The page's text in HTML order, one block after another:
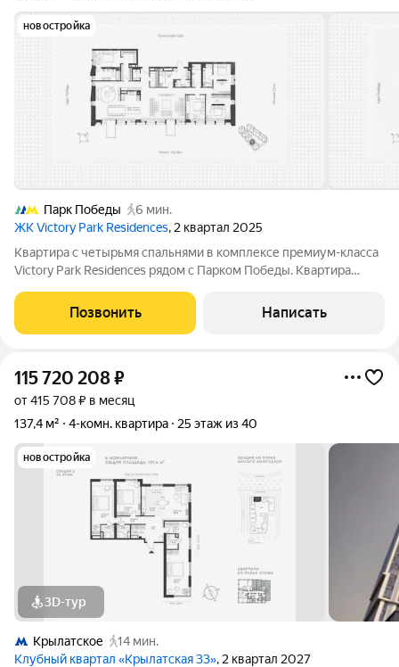
новостройка
Парк Победы
6 мин.
ЖК Victory Park Residences, 2 квартал 2025
Квартира с четырьмя спальнями в комплексе премиум-класса
Victory Park Residences рядом с Парком Победы. Квартира
корпусе 2. Выполнена дизайнерская отделка в стиле модерн с
использованием дорогостоящих
Позвонить Написать
115 720 208₽
от 415 708 ₽ в месяц
137,4 м²
4-комн. квартира 25 этаж из 40
новостройка
3D-тур
Крылатское
14 мин.
Клубный квартал «Крылатская 33», 2 квартал 2027